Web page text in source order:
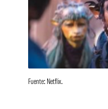
Fuente: Netflix.